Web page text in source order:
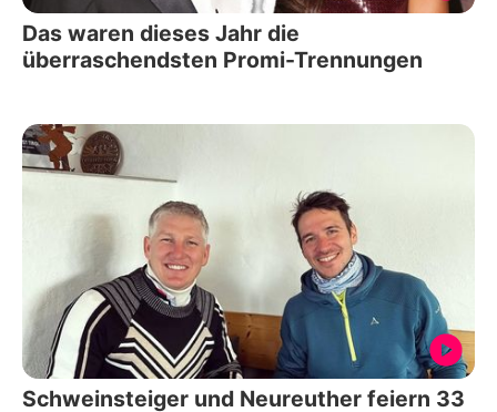
Das waren dieses Jahr die
überraschendsten Promi-Trennungen
Schweinsteiger und Neureuther feiern 33